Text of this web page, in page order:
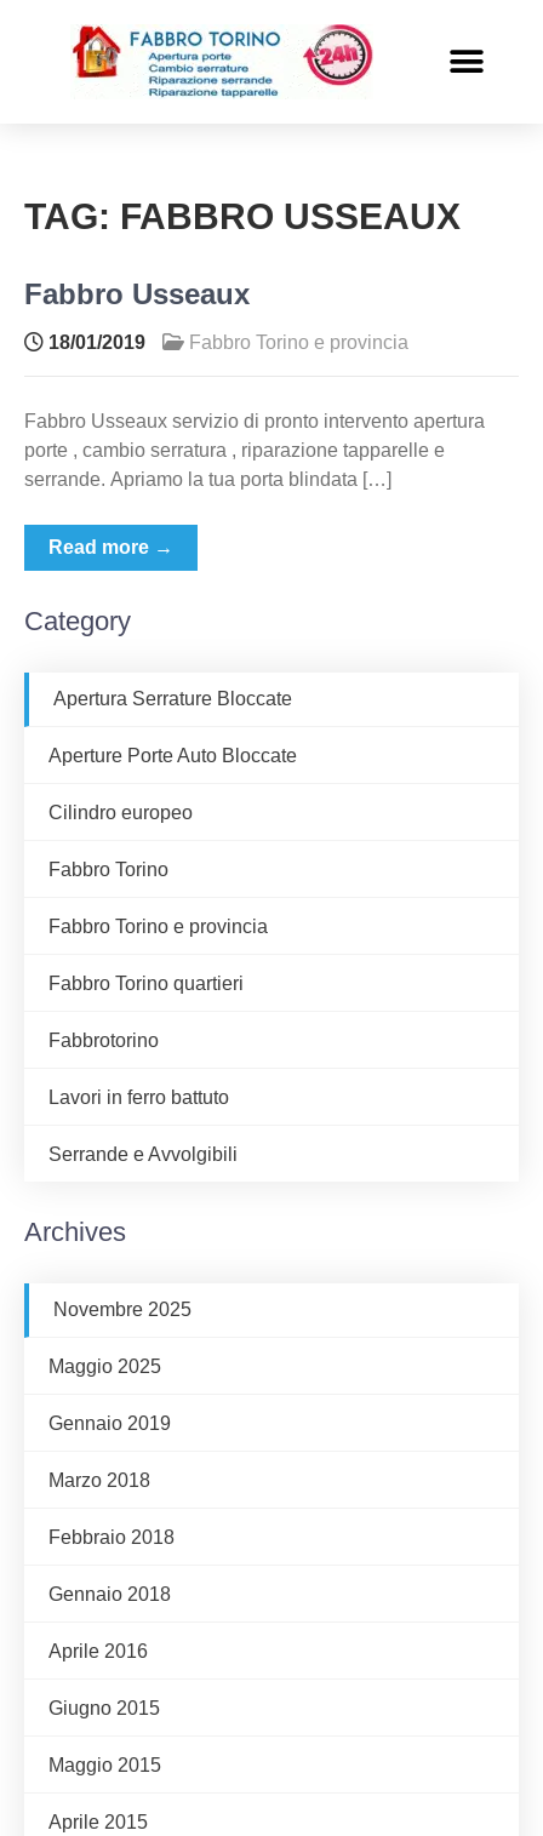
TAG: FABBRO USSEAUX
Fabbro Usseaux
18/01/2019 Fabbro Torino e provincia
Fabbro Usseaux servizio di pronto intervento apertura
porte , cambio serratura , riparazione tapparelle e
serrande. Apriamo la tua porta blindata […]
Read more →
Category
Apertura Serrature Bloccate
Aperture Porte Auto Bloccate
Cilindro europeo
Fabbro Torino
Fabbro Torino e provincia
Fabbro Torino quartieri
Fabbrotorino
Lavori in ferro battuto
Serrande e Avvolgibili
Archives
Novembre 2025
Maggio 2025
Gennaio 2019
Marzo 2018
Febbraio 2018
Gennaio 2018
Aprile 2016
Giugno 2015
Maggio 2015
Aprile 2015